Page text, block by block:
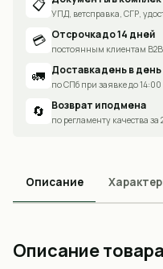
📋 УПД, ветсправка, СГР,
💳 Отсрочка до 14 дней
постоянным клиентам B2B
🚛 Доставка день в день
по СПб при заявке до 14:00
🔄 Возврат и подмена
по регламенту качества за
Описание
Описание товара